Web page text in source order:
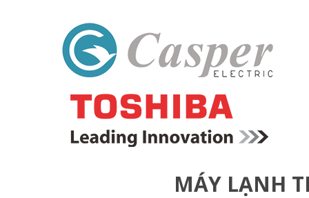
MÁY LẠNH